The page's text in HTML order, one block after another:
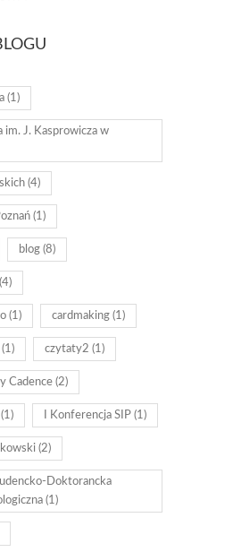
(1)
im. J. Kasprowicza w
(4)
(1)
blog (8)
(4)
(1) cardmaking (1)
(1) czytaty2 (1)
Cadence (2)
(1) I Konferencja SIP (1)
(2)
Doktorancka
(1)